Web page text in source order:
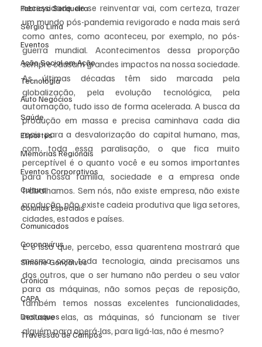
Fabricyo Serqueira
Sérgio Lima
Eventos
Ação Social em Ação
Tecnologia
Auto Negócios
Saúde
Esportes
Memórias Regionais
Eventos Corporativos
Cultura
Colunas Especiais
Comunicados
Coronavírus
Simone Gonçalves
Crônica
CAPA
Destaques
Travessão de Campos
necessidade de se reinventar vai, com certeza, trazer
um mundo pós-pandemia revigorado e nada mais será
como antes, como aconteceu, por exemplo, no pós-
guerra mundial. Acontecimentos dessa proporção
sempre causam grandes impactos na nossa sociedade.
As últimas décadas têm sido marcada pela
globalização, pela evolução tecnológica, pela
automação, tudo isso de forma acelerada. A busca da
produção em massa e precisa caminhava cada dia
mais para a desvalorização do capital humano, mas,
com toda essa paralisação, o que fica muito
perceptível é o quanto você e eu somos importantes
para nossa família, sociedade e a empresa onde
trabalhamos. Sem nós, não existe empresa, não existe
produção, não existe cadeia produtiva que liga setores,
cidades, estados e países.
E é isso que, percebo, essa quarentena mostrará que
mesmo com toda tecnologia, ainda precisamos uns
dos outros, que o ser humano não perdeu o seu valor
para as máquinas, não somos peças de reposição,
também temos nossas excelentes funcionalidades,
inclusive elas, as máquinas, só funcionam se tiver
alguém para operá-las, para ligá-las, não é mesmo?